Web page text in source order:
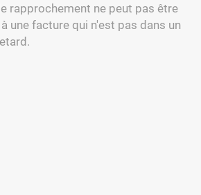
rapprochement ne peut pas être
une facture qui n'est pas dans un